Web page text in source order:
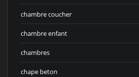
chambre coucher
chambre enfant
chambres
chape beton